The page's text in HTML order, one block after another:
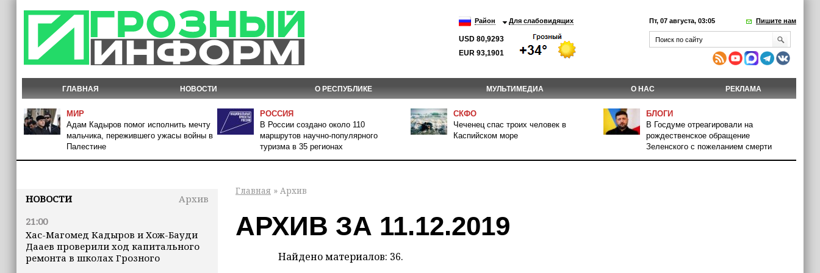
Район Для слабовидящих
USD 80,9293
EUR 93,1901
Пт, 07 августа, 03:05 Пишите нам
ГЛАВНАЯ НОВОСТИ О РЕСПУБЛИКЕ МУЛЬТИМЕДИА О НАС РЕКЛАМА
МИР
Адам Кадыров помог исполнить мечту
мальчика, пережившего ужасы войны в
Палестине
РОССИЯ
В России создано около 110
маршрутов научно-популярного
туризма в 35 регионах
СКФО
Чеченец спас троих человек в
Каспийском море
БЛОГИ
В Госдуме отреагировали на
рождественское обращение
Зеленского с пожеланием смерти
НОВОСТИ
Архив
21:00
Хас-Магомед Кадыров и Хож-Бауди
Дааев проверили ход капитального
ремонта в школах Грозного
Главная » Архив
АРХИВ ЗА 11.12.2019
Найдено материалов: 36.